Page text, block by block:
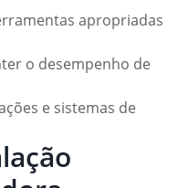
apropriadas
o desempenho de
e sistemas de